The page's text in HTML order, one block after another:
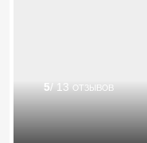
5/ 13 отзывов